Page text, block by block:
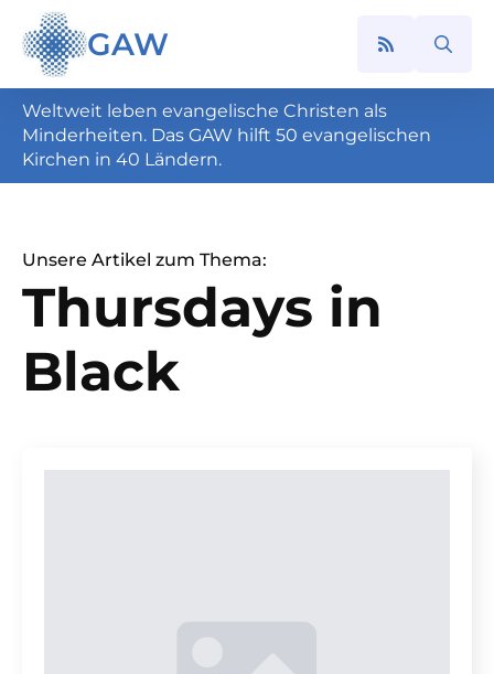
GAW
Search
Weltweit leben evangelische Christen als
Minderheiten. Das GAW hilft 50 evangelischen
Kirchen in 40 Ländern.
Unsere Artikel zum Thema:
Thursdays in
Black